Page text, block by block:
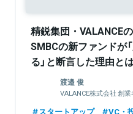
精鋭集団・VALANCEの
SMBCの新ファンドが
る」と断言した理由と
渡邉 俊
VALANCE株式会社 創
スタートアップ VC・